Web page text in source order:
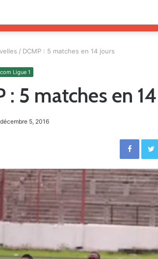
/ DCMP : 5 matches en 14 jours
Ligue 1
: 5 matches en
décembre 5, 2016